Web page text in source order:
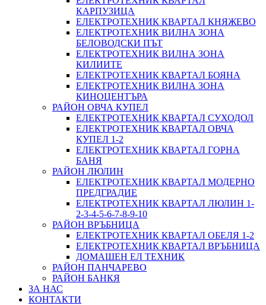
КАРПУЗИЦА
ЕЛЕКТРОТЕХНИК КВАРТАЛ КНЯЖЕВО
ЕЛЕКТРОТЕХНИК ВИЛНА ЗОНА
БЕЛОВОДСКИ ПЪТ
ЕЛЕКТРОТЕХНИК ВИЛНА ЗОНА
КИЛИИТЕ
ЕЛЕКТРОТЕХНИК КВАРТАЛ БОЯНА
ЕЛЕКТРОТЕХНИК ВИЛНА ЗОНА
КИНОЦЕНТЪРА
РАЙОН ОВЧА КУПЕЛ
ЕЛЕКТРОТЕХНИК КВАРТАЛ СУХОДОЛ
ЕЛЕКТРОТЕХНИК КВАРТАЛ ОВЧА
КУПЕЛ 1-2
ЕЛЕКТРОТЕХНИК КВАРТАЛ ГОРНА
БАНЯ
РАЙОН ЛЮЛИН
ЕЛЕКТРОТЕХНИК КВАРТАЛ МОДЕРНО
ПРЕДГРАДИЕ
ЕЛЕКТРОТЕХНИК КВАРТАЛ ЛЮЛИН 1-
2-3-4-5-6-7-8-9-10
РАЙОН ВРЪБНИЦА
ЕЛЕКТРОТЕХНИК КВАРТАЛ ОБЕЛЯ 1-2
ЕЛЕКТРОТЕХНИК КВАРТАЛ ВРЪБНИЦА
ДОМАШЕН ЕЛ ТЕХНИК
РАЙОН ПАНЧАРЕВО
РАЙОН БАНКЯ
ЗА НАС
КОНТАКТИ